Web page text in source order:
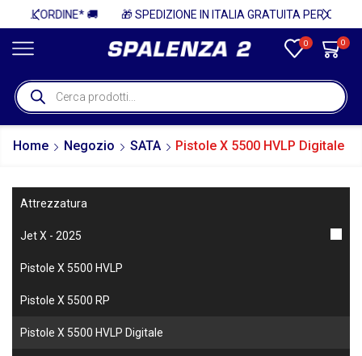
🎁 SPEDIZIONE IN ITALIA GRATUITA PER ORDINI SUPERIORI A 750€ + IVA 🎁
0 0
Home Negozio SATA Pistole X 5500 HVLP Digitale
Attrezzatura
Jet X - 2025
Pistole X 5500 HVLP
Pistole X 5500 RP
Pistole X 5500 HVLP Digitale